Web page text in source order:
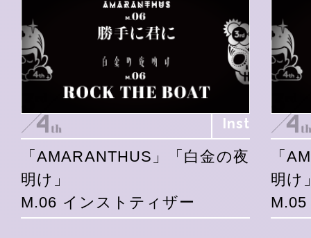
Inst
「AMARANTHUS」「白金の夜
明け」
M.06 インストティザー
「
明け